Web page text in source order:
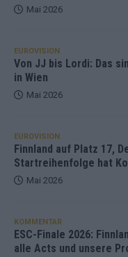
Mai 2026
EUROVISION
Von JJ bis Lordi: Das
in Wien
Mai 2026
EUROVISION
Finnland auf Platz 17,
Startreihenfolge hat
Mai 2026
KOMMENTAR
ESC-Finale 2026:
alle Acts und unsere